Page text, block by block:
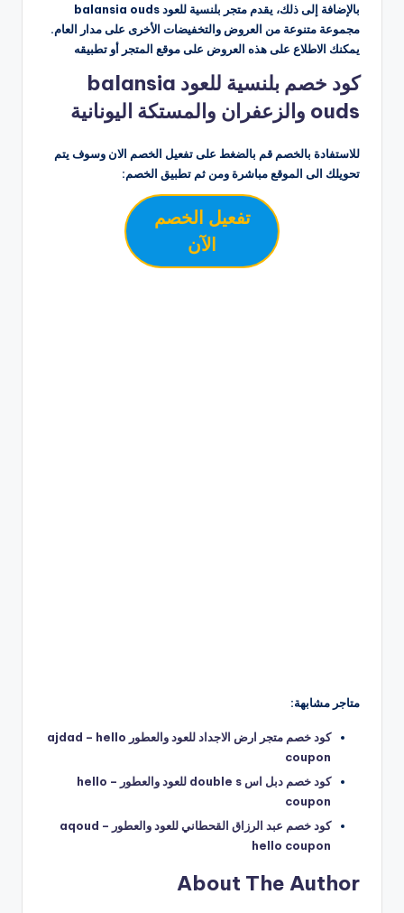
بالإضافة إلى ذلك، يقدم متجر بلنسية للعود balansia ouds
مجموعة متنوعة من العروض والتخفيضات الأخرى على مدار العام.
يمكنك الاطلاع على هذه العروض على موقع المتجر أو تطبيقه
كود خصم بلنسية للعود balansia
ouds والزعفران والمستكة اليونانية
للاستفادة بالخصم قم بالضغط على تفعيل الخصم الان وسوف يتم
تحويلك الى الموقع مباشرة ومن ثم تطبيق الخصم:
تفعيل الخصم
الآن
متاجر مشابهة:
كود خصم متجر ارض الاجداد للعود والعطور ajdad – hello
coupon
كود خصم دبل اس double s للعود والعطور – hello
coupon
كود خصم عبد الرزاق القحطاني للعود والعطور aqoud –
hello coupon
About The Author